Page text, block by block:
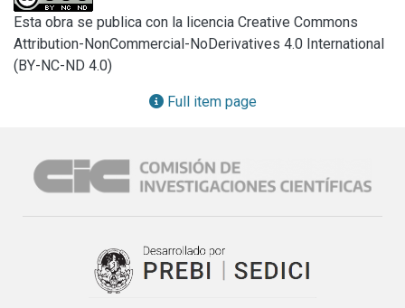
estadístico de las actividades de mantenimiento y
operación
de la Red Edilicia del Sector Educación bonaerense en el
período 1997/99. A partir de ello, se pretende plantear
lineamientos para crear un sistema centralizado de
de utilizarlos en el marco de una base de datos, aplicable a
tareas futuras de proyecto, construcción y gestión.
Esta obra se publica con la licencia Creative Commons
Attribution-NonCommercial-NoDerivatives 4.0 International
(BY-NC-ND 4.0)
Full item page